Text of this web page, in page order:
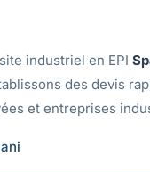
industriel en EPI
des devis
et entreprises